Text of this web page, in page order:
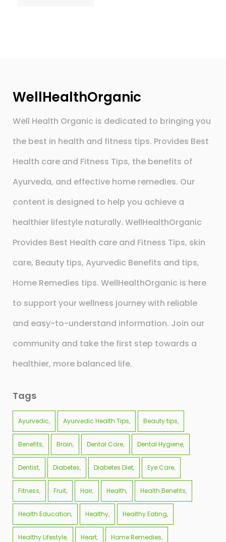
WellHealthOrganic
Well Health Organic is dedicated to bringing you
the best in health and fitness tips. Provides Best
Health care and Fitness Tips, the benefits of
Ayurveda, and effective home remedies. Our
content is designed to help you achieve a
healthier lifestyle naturally. WellHealthOrganic
Provides Best Health care and Fitness Tips, skin
care, Beauty tips, Ayurvedic Benefits and tips,
Home Remedies tips. WellHealthOrganic is here
to support your wellness journey with reliable
and easy-to-understand information. Join our
community and take the first step towards a
healthier, more balanced life.
Tags
Ayurvedic Ayurvedic Health Tips Beauty tips
Benefits Brain Dental Care Dental Hygiene
Dentist Diabetes Diabetes Diet Eye Care
Fitness Fruit Hair Health Health Benefits
Health Education Healthy Healthy Eating
Healthy Lifestyle Heart Home Remedies